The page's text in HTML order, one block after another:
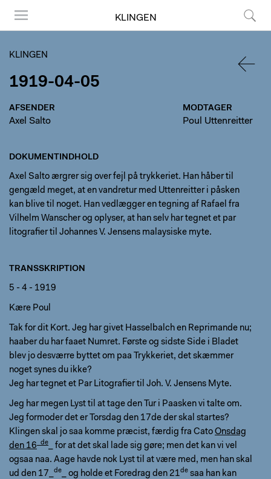
KLINGEN
KLINGEN
1919-04-05
AFSENDER
Axel Salto
MODTAGER
Poul Uttenreitter
DOKUMENTINDHOLD
Axel Salto ærgrer sig over fejl på trykkeriet. Han håber til
gengæld meget, at en vandretur med Uttenreitter i påsken
kan blive til noget. Han vedlægger en tegning af Rafael fra
Vilhelm Wanscher og oplyser, at han selv har tegnet et par
litografier til Johannes V. Jensens malaysiske myte.
TRANSSKRIPTION
5 - 4 - 1919
Kære Poul
Tak for dit Kort. Jeg har givet Hasselbalch en Reprimande nu;
haaber du har faaet Numret. Første og sidste Side i Bladet
blev jo desværre byttet om paa Trykkeriet, det skæmmer
noget synes du ikke?
Jeg har tegnet et Par Litografier til Joh. V. Jensens Myte.
Jeg har megen Lyst til at tage den Tur i Paasken vi talte om.
Jeg formoder det er Torsdag den 17de der skal startes?
Klingen skal jo saa komme præcist, færdig fra Cato Onsdag
den 16 _de
_ for at det skal lade sig gøre; men det kan vi vel
ogsaa naa. Aage havde nok Lyst til at være med, men han skal
ud den 17_
de _ og holde et Foredrag den 21de saa han kan